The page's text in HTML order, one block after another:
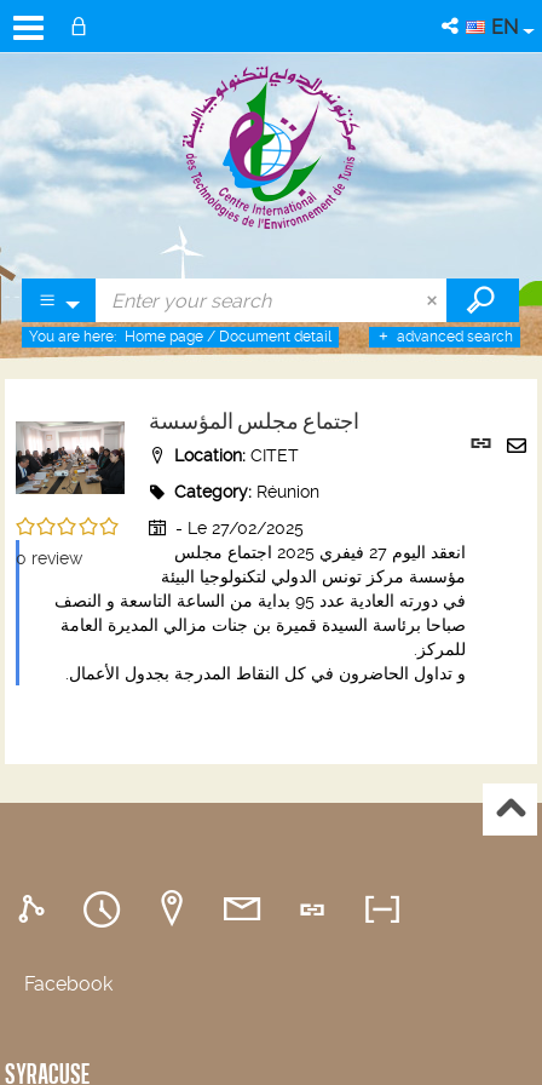
EN
advanced search
You are here: Home page / Document detail
link
/5
0 review
اجتماع مجلس المؤسسة
Location: CITET
Category: Réunion
- Le 27/02/2025
انعقد اليوم 27 فيفري 2025 اجتماع مجلس
مؤسسة مركز تونس الدولي لتكنولوجيا البيئة
في دورته العادية عدد 95 بداية من الساعة التاسعة و النصف
صباحا برئاسة السيدة قميرة بن جنات مزالي المديرة العامة
للمركز.
و تداول الحاضرون في كل النقاط المدرجة بجدول الأعمال.
Facebook
SYRACUSE